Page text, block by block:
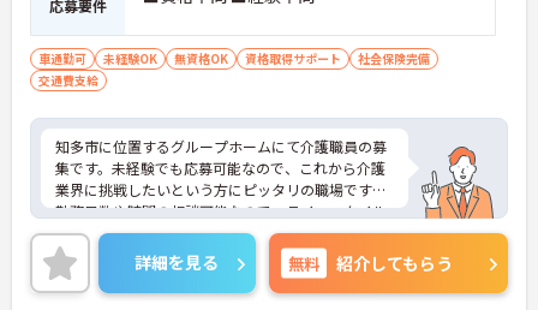
応募要件
車通勤可 未経験OK 無資格OK 資格取得サポート
社会保険完備
交通費支給
知多市に位置するグループホームにて介護職員の募
集です。未経験でも応募可能なので、これから介護
業界に挑戦したいという方にピッタリの職場です◎
勤務日数や時間の相談可能なので、ライフスタイル
に合わせた働き方ができます♪無料駐車場があるの
でマイカー通勤の際は心配いりません！ご興味ある
方は面接ポイントをお伝えしますので、お気軽にご
連絡ください。
詳細を見る 無料 紹介してもらう